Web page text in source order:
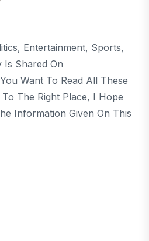
Entertainment, Sports,
Is Shared On
Want To Read All These
The Right Place, I Hope
Information Given On This